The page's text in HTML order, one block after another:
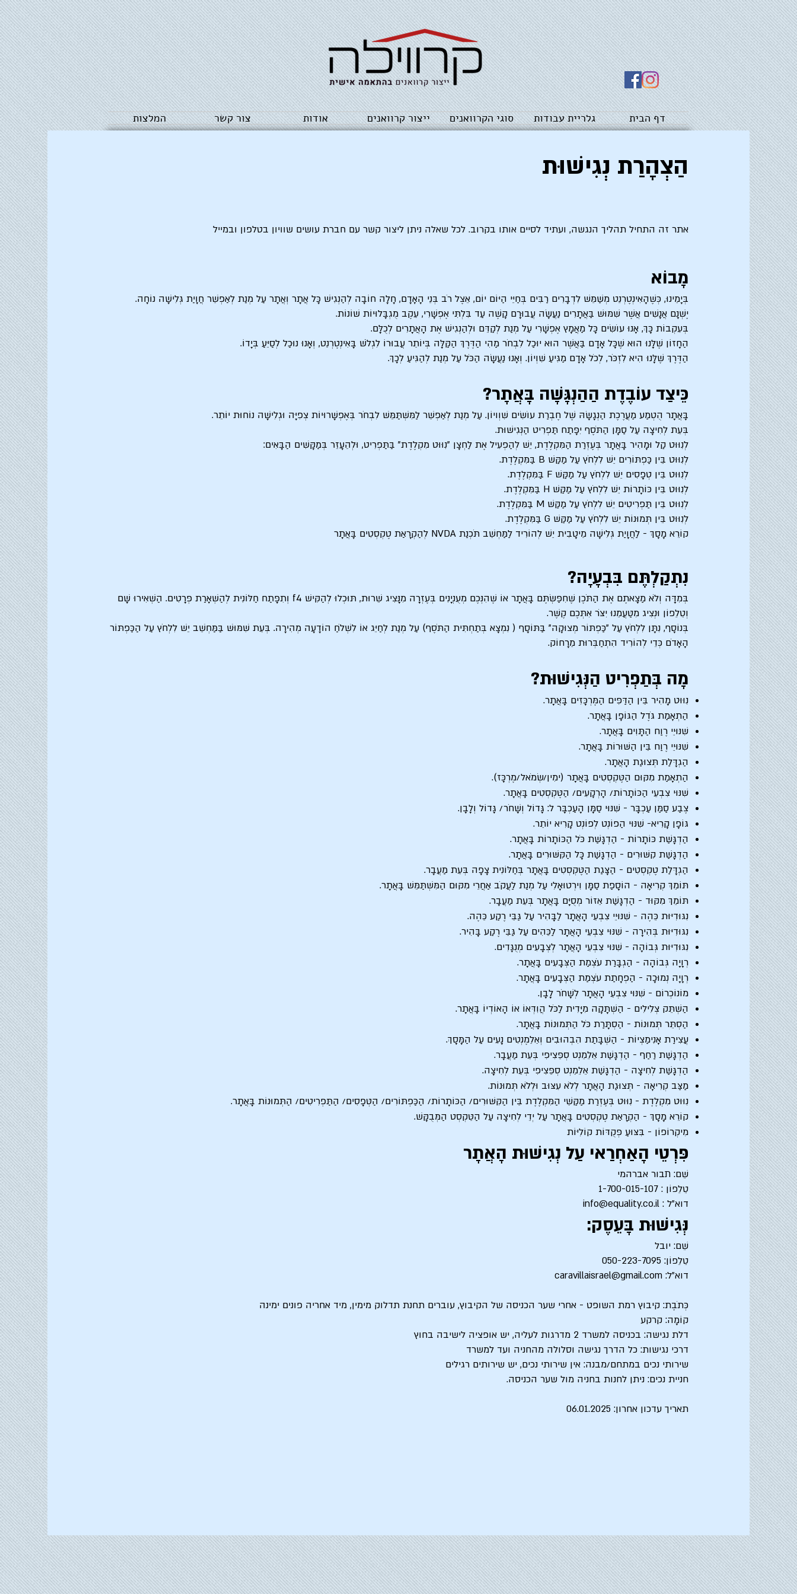
המלצות צור קשר אודות ייצור קרוואנים סוגי הקרוואנים גלריית עבודות דף הבית
הַצְהָרַת נְגִישׁוּת
אתר זה התחיל תהליך הנגשה, ועתיד לסיים אותו בקרוב. לכל שאלה ניתן ליצור קשר עם חברת עושים שוויון בטלפון ובמייל
מָבוֹא
בְּיָמֵינוּ, כְּשֶׁהָאִינְטֶרְנֵט מְשַׁמֵּשׁ לִדְבָרִים רַבִּים בְּחַיֵּי הַיּוֹם יוֹם, אֵצֶל רֹב בְּנֵי הָאָדָם, חָלָה חוֹבָה לְהַנְגִישׁ כָּל אֲתָר וְאֲתָר עַל מְנַת לְאַפְשֵׁר חֲוָיַת גְּלִישָׁה נוֹחָה.
יֶשְׁנָם אֲנָשִׁים אֲשֶׁר שִׁמּוּשׁ בַּאֲתָרִים נַעֲשָׂה עֲבוּרָם קָשֶׁה עַד בִּלְתִּי אֶפְשָׁרִי, עֵקֶב מֻגְבָּלוּיוֹת שׁוֹנוֹת.
בְּעִקְבוֹת כָּךְ, אָנוּ עוֹשִׂים כָּל מַאֲמָץ אֶפְשָׁרִי עַל מְנַת לְקַדֵּם וּלְהַנְגִישׁ אֶת הָאֲתָרִים לְכֻלָּם.
הַחָזוֹן שֶׁלָּנוּ הוּא שֶׁכָּל אָדָם בַּאֲשֶׁר הוּא יוּכַל לִבְחֹר מַהִי הַדֶּרֶךְ הַקַּלָּה בְּיוֹתֵר עֲבוּרוֹ לִגְלֹשׁ בָּאִינְטֶרְנֵט, וְאָנוּ נוּכַל לְסַיֵּעַ בְּיָדוֹ.
הַדֶּרֶךְ שֶׁלָּנוּ הִיא לִזְכֹּר, לְכֹל אָדָם מַגִּיעַ שִׁוְיוֹן. וְאָנוּ נַעֲשָׂה הַכֹּל עַל מְנַת לְהַגִּיעַ לְכָךְ.
כֵּיצַד עוֹבֶדֶת הַהַנְגָּשָׁה בָּאֲתָר?
בָּאֲתָר הֻטְמַע מַעֲרֶכֶת הַנְגָשָׂהּ שֶׁל חֶבְרַת עוֹשִׂים שִׁוְויוֹן. עַל מְנַת לְאַפְשֵׁר לַמִּשְׁתַּמֵּשׁ לִבְחֹר בְּאֶפְשָׁרוּיוֹת צְפִיָּה וּגְלִישָׁה נוֹחוּת יוֹתֵר.
בְּעֵת לְחִיצָה עַל סַמָּן הַתֹּסֶף יִפָּתַח תַּפְרִיט הַנְּגִישׁוּת.
לְנִוּוּט קַל וּמָהִיר בָּאֲתָר בְּעֶזְרַת הַמִּקְלֶדֶת, יֵשׁ לְהַפְעִיל אֶת לַחְצָן "נִוּוּט מִקְלֶדֶת" בַּתַּפְרִיט, וּלְהֵעָזֵר בְּמַקָּשִׁים הַבָּאִים:
לְנִוּוּט בֵּין כַּפְתּוֹרִים יֵשׁ לִלְחֹץ עַל מַקַּשׁ B בַּמִּקְלֶדֶת.
לְנִוּוּט בֵּין טְפָסִים יֵשׁ לִלְחֹץ עַל מַקַּשׁ F בַּמִּקְלֶדֶת.
לְנִוּוּט בֵּין כּוֹתָרוֹת יֵשׁ לִלְחֹץ עַל מַקַּשׁ H בַּמִּקְלֶדֶת.
לְנִוּוּט בֵּין תַּפְרִיטִים יֵשׁ לִלְחֹץ עַל מַקַּשׁ M בַּמִּקְלֶדֶת.
לְנִוּוּט בֵּין תְּמוּנוֹת יֵשׁ לִלְחֹץ עַל מַקַּשׁ G בַּמִּקְלֶדֶת.
קוֹרֵא מָסָךְ - לַחֲוָיַת גְּלִישָׁה מֵיטָבִית יֵשׁ לְהוֹרִיד לַמַּחְשֵׁב תֹּכְנַת NVDA לְהַקְרָאַת טֶקְסְטִים בָּאֲתָר
נִתְקַלְתֶּם בִּבְעָיָה?
בְּמִדָּה וְלֹא מַצָאתֶם אֶת הַתֹּכֶן שֶׁחִפַּשְׂתֶּם בָּאֲתָר אוֹ שֶׁהִנְּכֶם מְעֻנְיָנִים בְּעֶזְרָה מִנָּצִיג שֵׁרוּת, תּוּכְלוּ לְהַקִּישׁ f4 וְתִפָּתַח חַלּוֹנִית לְהַשְׁאָרַת פְּרָטִים. הַשְׁאִירוּ שָׁם
וְטֵלֵפוֹן וּנְצִיג מִטַּעֲמֵנוּ יִצֹּר אִתְּכֶם קֶשֶׁר.
בְּנוֹסָף, נִתָּן לִלְחֹץ עַל "כַּפְתּוֹר מְצוּקָה" בַּתּוֹסָף ( נִמְצָא בְּתַחְתִּית הַתֹּסֶף) עַל מְנַת לְחַיֵּג אוֹ לִשְׁלֹחַ הוֹדָעָה מְהִירָה. בְּעֵת שִׁמּוּשׁ בַּמַּחְשֵׁב יֵשׁ לִלְחֹץ עַל הַכַּפְתּוֹר
הָאָדֹם כְּדֵי לְהוֹרִיד הִתְחַבְּרוּת מֵרָחוֹק.
מָה בְּתַפְרִיט הַנְּגִישׁוּת?
נִוּוּט מָהִיר בֵּין הַדַּפִּים הַמֶּרְכָּזִים בָּאֲתָר.
הַתְאָמַת גֹּדֶל הַגּוֹפָן בָּאֲתָר.
שִׁנּוּיֵי רֶוַח הַתָּוִים בָּאֲתָר.
שִׁנּוּיֵי רֶוַח בֵּין הַשּׁוּרוֹת בָּאֲתָר.
הַגְדָּלַת תְּצוּגַת הָאֲתָר.
הַתְאָמַת מִקּוּם הַטֶּקְסְטִים בָּאֲתָר (ימִין/שְׂמֹאל/מֶרְכָּז).
שִׁנּוּי צִבְעֵי הַכּוֹתָרוֹת/ הָרְקָעִים/ הַטֶּקְסְטִים בָּאֲתָר.
צֶבַע סַמַּן עַכְבָּר - שִׁנּוּי סַמָּן הָעַכְבָּר ל: גָּדוֹל וְשָׁחֹר/ גָּדוֹל וְלָבָן.
גּוֹפָן קָרִיא- שִׁנּוּי הַפוֹנְט לְפוֹנְט קָרִיא יוֹתֵר.
הַדְגָּשַׁת כּוֹתָרוֹת - הַדְגָּשַׁת כֹּל הַכּוֹתָרוֹת בָּאֲתָר.
הַדְגָּשַׁת קִשּׁוּרִים - הַדְגָּשַׁת כָּל הַקִּשּׁוּרִים בָּאֲתָר.
הַגְדָּלַת טֶקְסְטִים - הַצָּגַת הַטֶּקְסְטִים בָּאֲתָר בְּחַלּוֹנִית צָפָה בְּעֵת מַעֲבָר.
תּוֹמֵךְ קְרִיאָה - הוֹסָפַת סַמָּן וִירְטוּאָלִי עַל מְנַת לַעֲקֹב אַחֲרֵי מִקּוּם הַמִּשְׁתַּמֵּשׁ בָּאֲתָר.
תּוֹמֵךְ מִקּוּד - הַדְגָּשַׁת אֵזוֹר מְסֻיָּם בָּאֲתָר בְּעֵת מַעֲבָר.
נִגּוּדִיּוּת כֵּהֶה - שִׁנּוּיֵי צִבְעֵי הָאֲתָר לַבָּהִיר עַל גַּבֵּי רֶקַע כֵּהֶה.
נִגּוּדִיּוּת בְּהִירָה - שִׁנּוּי צִבְעֵי הָאֲתָר לַכֵּהִים עַל גַּבֵּי רֶקַע בָּהִיר.
נִגּוּדִיּוּת גְּבוֹהָה - שִׁנּוּי צִבְעֵי הָאֲתָר לְצְבָעִים מְנֻגָּדִים.
רְוָיָה גְּבוֹהָה - הַגְבָּרַת עֹצְמַת הַצְּבָעִים בָּאֲתָר.
רְוָיָה נְמוּכָה - הַפְחָתַת עֹצְמַת הַצְּבָעִים בָּאֲתָר.
מוֹנוֹכְרוֹם - שִׁנּוּי צִבְעֵי הָאֲתָר לְשָׁחֹר לָבָן.
הַשְׁתֵּק צְלִילִים - הַשְׁתָּקָה מִיָּדִית לַכֹּל הֲוִדְּאוֹ אוֹ הָאוֹדְיוֹ בָּאֲתָר.
הַסְתֵּר תְּמוּנוֹת - הַסְתָּרַת כֹּל הַתְּמוּנוֹת בָּאֲתָר.
עֲצִירַת אָנִימַצְיוֹת - הַשְׁבָּתַת הִבְהוּבִים וְאֵלֵמֶנְטִים נָעִים עַל הַמָּסָךְ.
הַדְגָּשַׁת רַחַף - הַדְגָּשַׁת אֵלֵמֵנְט סְפֵּצִיפִי בְּעֵת מַעֲבָר.
הַדְגָּשַׁת לְחִיצָה - הַדְגָּשַׁת אֵלֵמֵנְט סְפֵּצִיפִי בְּעֵת לְחִיצָה.
מַצַּב קְרִיאָה - תְּצוּגַת הָאֲתָר לְלֹא עִצּוּב וּלְלֹא תְּמוּנוֹת.
נִוּוּט מִקְלֶדֶת - נִוּוּט בְּעֶזְרַת מַקַּשֵׁי הַמִּקְלֶדֶת בֵּין הַקִּשּׁוּרִים/ הַכּוֹתָרוֹת/ הַכַּפְתּוֹרִים/ הַטְּפָסִים/ הַתַּפְרִיטִים/ הַתְּמוּנוֹת בָּאֲתָר.
קוֹרֵא מָסָךְ - הַקְרָאַת טֶקְסְטִים בָּאֲתָר עַל יְדֵי לְחִיצָה עַל הַטֵּקְסְט הַמְּבֻקָּשׁ.
מִיקְרוֹפוֹן - בִּצּוּעַ פְּקֻדּוֹת קוֹלִיּוֹת
פִּרְטֵי הָאַחְרַאי עַל נְגִישׁוּת הָאֲתָר
שֵׁם: תבור אברהמי
טֵלֵפוֹן : 1-700-015-107
דוא”ל : info@equality.co.il
נְּגִישׁוּת בָּעֵסֶק:
שֵׁם: יובל
טֵלֵפוֹן: 050-223-7095
דוא”ל: caravillaisrael@gmail.com
כְּתֹבֶת: קיבוץ רמת השופט - אחרי שער הכניסה של הקיבוץ, עוברים תחנת תדלוק מימין, מיד אחריה פונים ימינה
קוֹמָה: קרקע
דלת נגישה: בכניסה למשרד 2 מדרגות לעליה, יש אופציה לישיבה בחוץ
דרכי נגישות: כל הדרך נגישה וסלולה מהחניה ועד למשרד
שירותי נכים במתחם/מבנה: אין שירותי נכים, יש שירותים רגילים
חניית נכים: ניתן לחנות בחניה מול שער הכניסה.
תאריך עדכון אחרון: 06.01.2025